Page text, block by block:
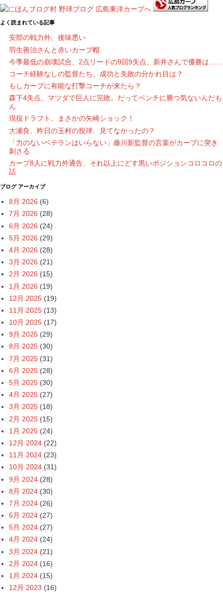
よく読まれている記事
安部の戦力外、後味悪い
羽生善治さんと赤いカープ帽
今季最低の崩壊試合、2点リードの9回9失点、新井さんで優勝は……
コーチ経験なしの監督たち、成功と失敗の分かれ目は？
もしカープに有能な打撃コーチが来たら？
森下4失点、マツダで巨人に完敗。だってベンチに勝つ気ないんだも
ん
現役ドラフト、まさかの矢崎ショック！
大瀬良、昨日の玉村の投球、見てなかったの？
「力のないベテランはいらない」藤川新監督の言葉がカープに突き
刺さる
カープ8人に戦力外通告、それ以上にどす黒いポジションコロコロの
話
ブログ アーカイブ
8月 2026 (6)
7月 2026 (28)
6月 2026 (24)
5月 2026 (29)
4月 2026 (28)
3月 2026 (21)
2月 2026 (15)
1月 2026 (19)
12月 2025 (19)
11月 2025 (13)
10月 2025 (17)
9月 2025 (29)
8月 2025 (30)
7月 2025 (31)
6月 2025 (28)
5月 2025 (30)
4月 2025 (27)
3月 2025 (18)
2月 2025 (15)
1月 2025 (24)
12月 2024 (22)
11月 2024 (23)
10月 2024 (31)
9月 2024 (28)
8月 2024 (30)
7月 2024 (26)
6月 2024 (27)
5月 2024 (27)
4月 2024 (24)
3月 2024 (21)
2月 2024 (16)
1月 2024 (15)
12月 2023 (16)